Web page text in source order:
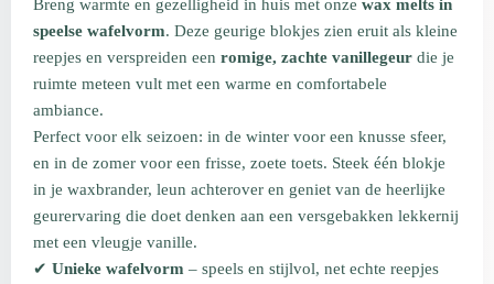
Breng warmte en gezelligheid in huis met onze wax melts in
speelse wafelvorm. Deze geurige blokjes zien eruit als kleine
reepjes en verspreiden een romige, zachte vanillegeur die je
ruimte meteen vult met een warme en comfortabele
ambiance.
Perfect voor elk seizoen: in de winter voor een knusse sfeer,
en in de zomer voor een frisse, zoete toets. Steek één blokje
in je waxbrander, leun achterover en geniet van de heerlijke
geurervaring die doet denken aan een versgebakken lekkernij
met een vleugje vanille.
✔ Unieke wafelvorm – speels en stijlvol, net echte reepjes